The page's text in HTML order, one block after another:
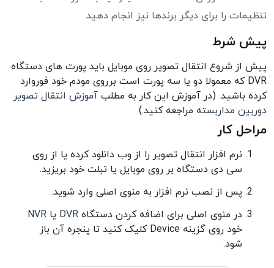
تنظیمات را برای دیگر برندها نیز انجام دهید.
پیش شرط
پیش از شروع انتقال تصویر روی موبایل باید پورت های دستگاه
DVR که معمولا دو یا سه پورت است برروی مودم خود فوروارد
کرده باشید. (در آموزش این کار به مطلب آموزش انتقال تصویر
دوربین مداربسته مراجعه کنید.)
مراحل کار
نرم افزار انتقال تصویر را از وب دانلود کرده یا از روی
سی دی دستگاه بر روی موبایل یا تبلت خود بریزید.
پس از نصب نرم افزار به منوی اصلی وارد شوید.
در منوی اصلی برای اضافه کردن دستگاه DVR یا NVR
خود روی گزینه Device کلیک کنید تا پنجره آن باز
شود.